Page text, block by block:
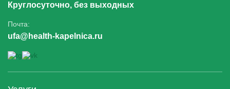
Круглосуточно, без выходных
Почта:
ufa@health-kapelnica.ru